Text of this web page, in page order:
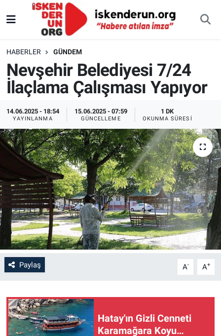
HABERLER GÜNDEM
Nevşehir Belediyesi 7/24
İlaçlama Çalışması Yapıyor
14.06.2025 - 18:54
YAYINLANMA
15.06.2025 - 07:59
GÜNCELLEME
1 DK
OKUNMA SÜRESI
Paylaş A- A+
Hatay'ın Gizli Cenneti
Karamağara Koyu…